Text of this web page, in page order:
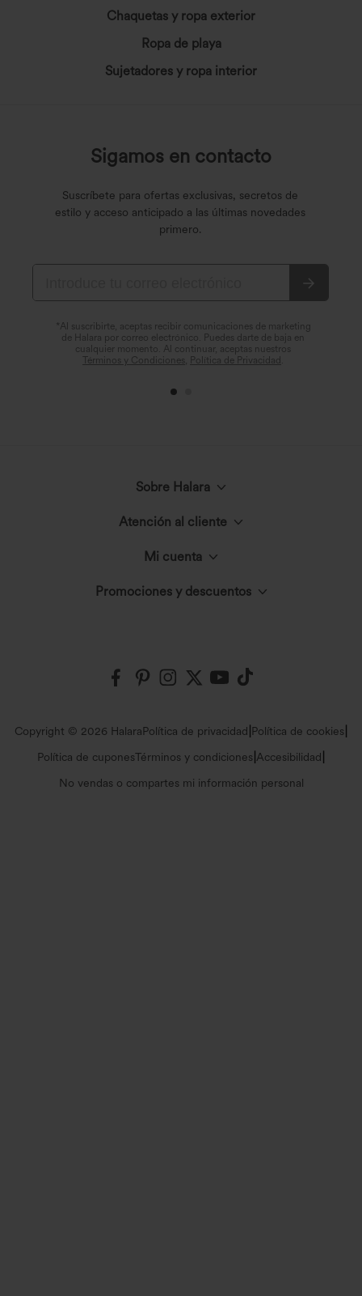
Chaquetas y ropa exterior
Ropa de playa
Sujetadores y ropa interior
Sigamos en contacto
Suscríbete para ofertas exclusivas, secretos de
estilo y acceso anticipado a las últimas novedades
primero.
*Al suscribirte, aceptas recibir comunicaciones de marketing
de Halara por correo electrónico. Puedes darte de baja en
cualquier momento. Al continuar, aceptas nuestros
Términos y Condiciones , Política de Privacidad .
Sobre Halara
El círculo Halara
Events
Atención al cliente
Envíos y Aduanas
Política de devoluciones
Preguntas frecuentes
Mi cuenta
Información general
Promociones y descuentos
Copyright © 2026 HalaraPolítica de privacidad Política de cookies
Política de cuponesTérminos y condiciones Accesibilidad
No vendas o compartes mi información personal